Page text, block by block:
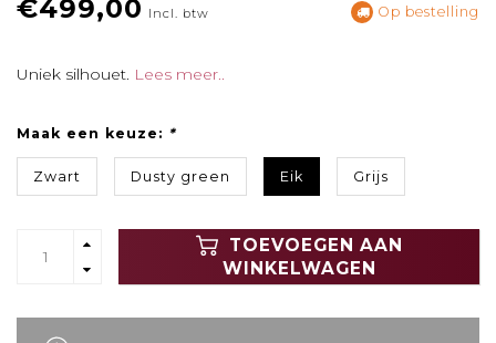
€499,00 Incl. btw Op bestelling
Uniek silhouet. Lees meer..
Maak een keuze: *
Zwart Dusty green Eik Grijs
TOEVOEGEN AAN
WINKELWAGEN